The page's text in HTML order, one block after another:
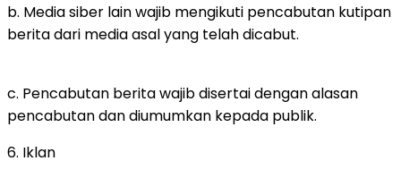
b. Media siber lain wajib mengikuti pencabutan kutipan
berita dari media asal yang telah dicabut.
c. Pencabutan berita wajib disertai dengan alasan
pencabutan dan diumumkan kepada publik.
6. Iklan